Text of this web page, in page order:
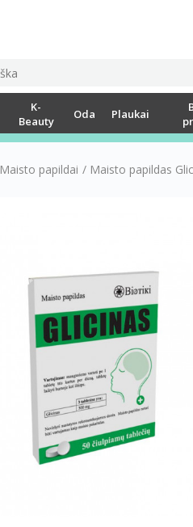
K-
Beauty
Oda Plaukai
Maisto papildai / Maisto papildas